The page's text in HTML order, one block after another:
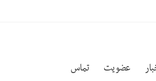
عضویت تماس